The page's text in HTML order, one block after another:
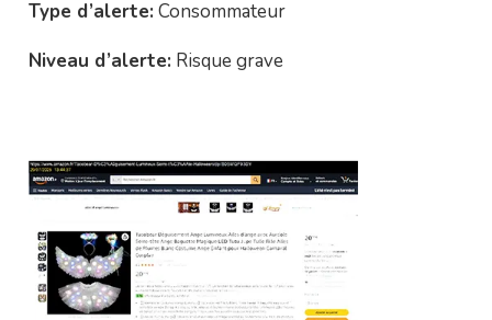
Type d’alerte: Consommateur
Niveau d’alerte: Risque grave